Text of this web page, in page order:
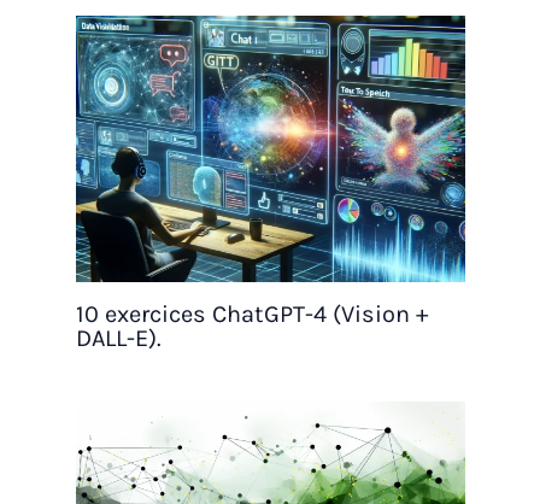
10 exercices ChatGPT-4 (Vision +
DALL-E).